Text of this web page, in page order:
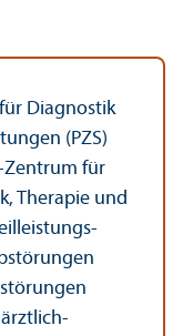
Diagnostik
(PZS)
Zentrum für
Therapie und